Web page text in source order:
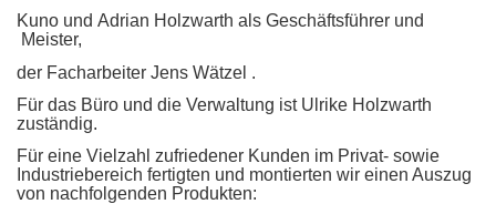
Kuno und Adrian Holzwarth als Geschäftsführer und
Meister,
der Facharbeiter Jens Wätzel .
Für das Büro und die Verwaltung ist Ulrike Holzwarth
zuständig.
Für eine Vielzahl zufriedener Kunden im Privat- sowie
Industriebereich fertigten und montierten wir einen Auszug
von nachfolgenden Produkten: